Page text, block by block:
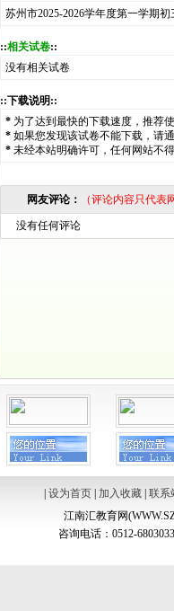
苏州市2025-2026学年度第一学期
::相关试卷::
没有相关试卷
::下载说明::
* 为了达到最快的下载速度，推荐
* 如果您发现该试卷不能下载，请
* 未经本站明确许可，任何网站不
网友评论： （评论内容只代
没有任何评论
设为首页| 加入收藏| 联系
江南汇教育网
咨询电话：0512-